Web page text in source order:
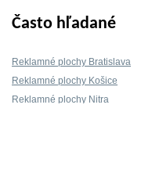
Často hľadané
Reklamné plochy Bratislava
Reklamné plochy Košice
Reklamné plochy Nitra